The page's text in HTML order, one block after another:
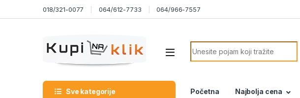
Skip to navigation018/321-0077 064/612-7733 064/966-7557
Search for:
Sve kategorije Početna Najbolja cena